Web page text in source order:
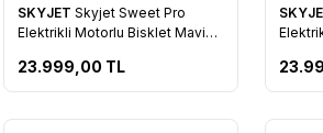
SKYJET Skyjet Sweet Pro
Elektrikli Motorlu Bisklet Mavi
23.999,00 TL